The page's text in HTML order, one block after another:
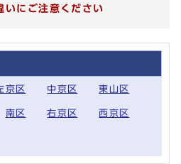
いにご注意ください
京区 中京区 東山区
南区 右京区 西京区